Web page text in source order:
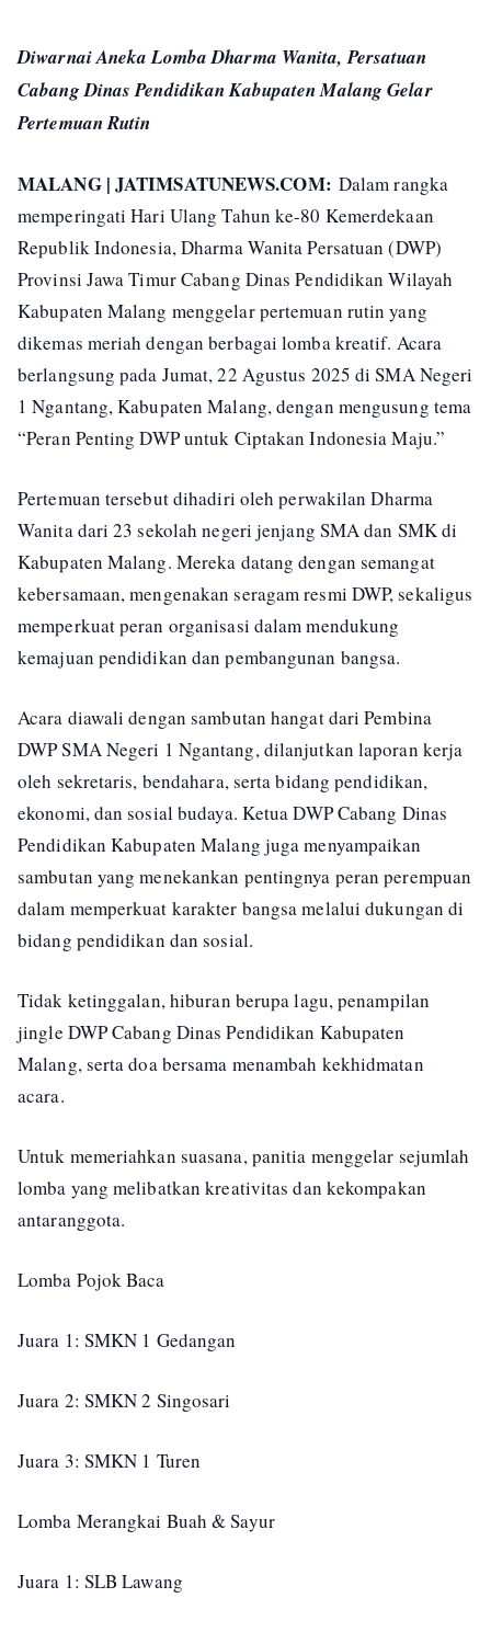
Diwarnai Aneka Lomba Dharma Wanita, Persatuan
Cabang Dinas Pendidikan Kabupaten Malang Gelar
Pertemuan Rutin
MALANG | JATIMSATUNEWS.COM: Dalam rangka
memperingati Hari Ulang Tahun ke-80 Kemerdekaan
Republik Indonesia, Dharma Wanita Persatuan (DWP)
Provinsi Jawa Timur Cabang Dinas Pendidikan Wilayah
Kabupaten Malang menggelar pertemuan rutin yang
dikemas meriah dengan berbagai lomba kreatif. Acara
berlangsung pada Jumat, 22 Agustus 2025 di SMA Negeri
1 Ngantang, Kabupaten Malang, dengan mengusung tema
“Peran Penting DWP untuk Ciptakan Indonesia Maju.”
Pertemuan tersebut dihadiri oleh perwakilan Dharma
Wanita dari 23 sekolah negeri jenjang SMA dan SMK di
Kabupaten Malang. Mereka datang dengan semangat
kebersamaan, mengenakan seragam resmi DWP, sekaligus
memperkuat peran organisasi dalam mendukung
kemajuan pendidikan dan pembangunan bangsa.
Acara diawali dengan sambutan hangat dari Pembina
DWP SMA Negeri 1 Ngantang, dilanjutkan laporan kerja
oleh sekretaris, bendahara, serta bidang pendidikan,
ekonomi, dan sosial budaya. Ketua DWP Cabang Dinas
Pendidikan Kabupaten Malang juga menyampaikan
sambutan yang menekankan pentingnya peran perempuan
dalam memperkuat karakter bangsa melalui dukungan di
bidang pendidikan dan sosial.
Tidak ketinggalan, hiburan berupa lagu, penampilan
jingle DWP Cabang Dinas Pendidikan Kabupaten
Malang, serta doa bersama menambah kekhidmatan
acara.
Untuk memeriahkan suasana, panitia menggelar sejumlah
lomba yang melibatkan kreativitas dan kekompakan
antaranggota.
Lomba Pojok Baca
Juara 1: SMKN 1 Gedangan
Juara 2: SMKN 2 Singosari
Juara 3: SMKN 1 Turen
Lomba Merangkai Buah & Sayur
Juara 1: SLB Lawang